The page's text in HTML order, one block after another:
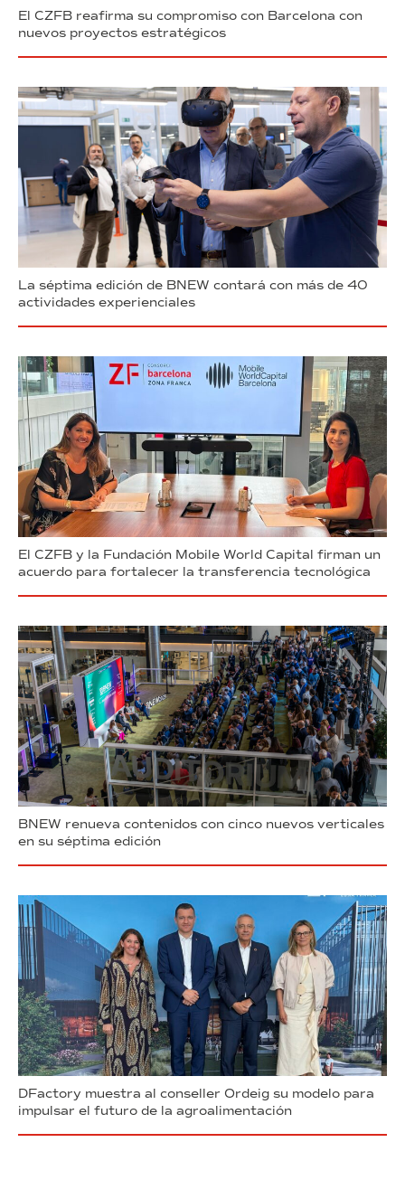
El CZFB reafirma su compromiso con Barcelona con
nuevos proyectos estratégicos
La séptima edición de BNEW contará con más de 40
actividades experienciales
El CZFB y la Fundación Mobile World Capital firman un
acuerdo para fortalecer la transferencia tecnológica
BNEW renueva contenidos con cinco nuevos verticales
en su séptima edición
DFactory muestra al conseller Ordeig su modelo para
impulsar el futuro de la agroalimentación